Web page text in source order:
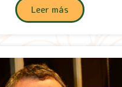
Leer más